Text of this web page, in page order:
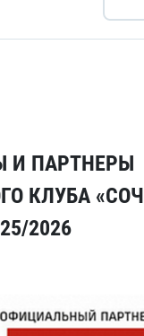
И ПАРТНЕРЫ
КЛУБА
2026